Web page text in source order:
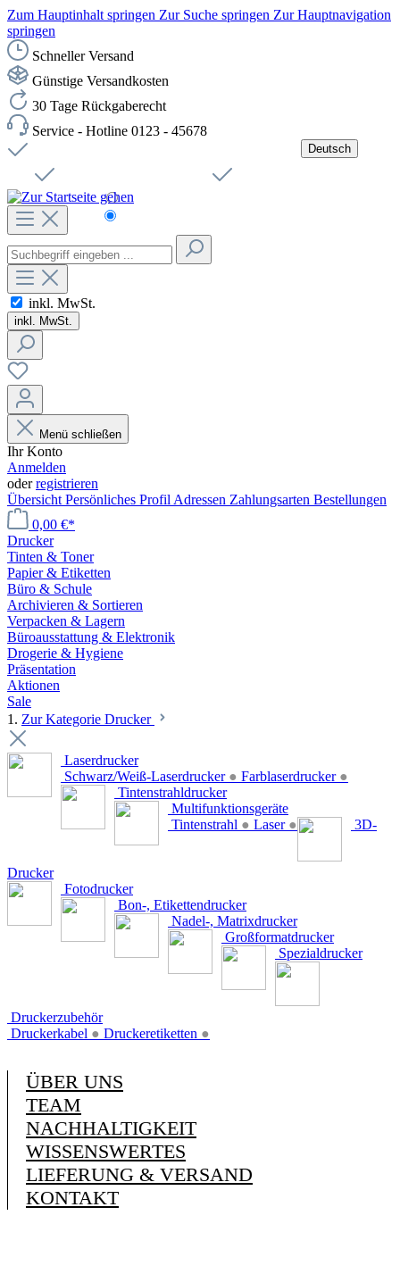
Zum Hauptinhalt springen Zur Suche springen Zur Hauptnavigation
springen
Schneller Versand
Günstige Versandkosten
30 Tage Rückgaberecht
Service - Hotline 0123 - 45678
Deutsch
Čeština
inkl. MwSt.
inkl. MwSt.
Menü schließen
Ihr Konto
Anmelden
oderregistrieren
Übersicht Persönliches Profil Adressen Zahlungsarten Bestellungen
0,00 €*
Drucker
Tinten & Toner
Papier & Etiketten
Büro & Schule
Archivieren & Sortieren
Verpacken & Lagern
Büroausstattung & Elektronik
Drogerie & Hygiene
Präsentation
Aktionen
Sale
1. Zur Kategorie Drucker
Laserdrucker
Schwarz/Weiß-Laserdrucker ● Farblaserdrucker ●
Tintenstrahldrucker
Multifunktionsgeräte
Tintenstrahl ● Laser ● 3D-
Drucker
Fotodrucker
Bon-, Etikettendrucker
Nadel-, Matrixdrucker
Großformatdrucker
Spezialdrucker
Druckerzubehör
Druckerkabel ● Druckeretiketten ●
ÜBER UNS
TEAM
NACHHALTIGKEIT
WISSENSWERTES
LIEFERUNG & VERSAND
KONTAKT